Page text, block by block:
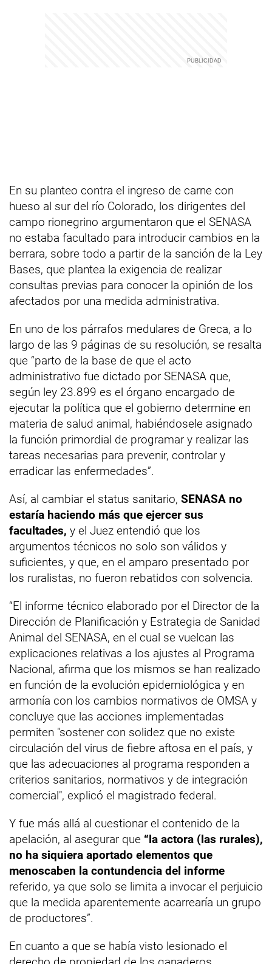
En su planteo contra el ingreso de carne con
hueso al sur del río Colorado, los dirigentes del
campo rionegrino argumentaron que el SENASA
no estaba facultado para introducir cambios en la
berrara, sobre todo a partir de la sanción de la Ley
Bases, que plantea la exigencia de realizar
consultas previas para conocer la opinión de los
afectados por una medida administrativa.
En uno de los párrafos medulares de Greca, a lo
largo de las 9 páginas de su resolución, se resalta
que “parto de la base de que el acto
administrativo fue dictado por SENASA que,
según ley 23.899 es el órgano encargado de
ejecutar la política que el gobierno determine en
materia de salud animal, habiéndosele asignado
la función primordial de programar y realizar las
tareas necesarias para prevenir, controlar y
erradicar las enfermedades”.
Así, al cambiar el status sanitario, SENASA no
estaría haciendo más que ejercer sus
facultades, y el Juez entendió que los
argumentos técnicos no solo son válidos y
suficientes, y que, en el amparo presentado por
los ruralistas, no fueron rebatidos con solvencia.
“El informe técnico elaborado por el Director de la
Dirección de Planificación y Estrategia de Sanidad
Animal del SENASA, en el cual se vuelcan las
explicaciones relativas a los ajustes al Programa
Nacional, afirma que los mismos se han realizado
en función de la evolución epidemiológica y en
armonía con los cambios normativos de OMSA y
concluye que las acciones implementadas
permiten "sostener con solidez que no existe
circulación del virus de fiebre aftosa en el país, y
que las adecuaciones al programa responden a
criterios sanitarios, normativos y de integración
comercial", explicó el magistrado federal.
Y fue más allá al cuestionar el contenido de la
apelación, al asegurar que “la actora (las rurales),
no ha siquiera aportado elementos que
menoscaben la contundencia del informe
referido, ya que solo se limita a invocar el perjuicio
que la medida aparentemente acarrearía un grupo
de productores”.
En cuanto a que se había visto lesionado el